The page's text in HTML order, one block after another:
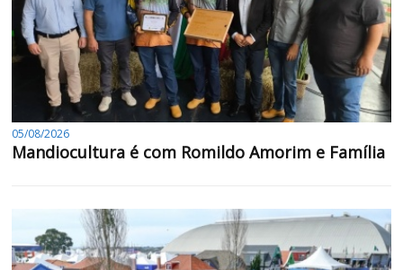
05/08/2026
Mandiocultura é com Romildo Amorim e Família